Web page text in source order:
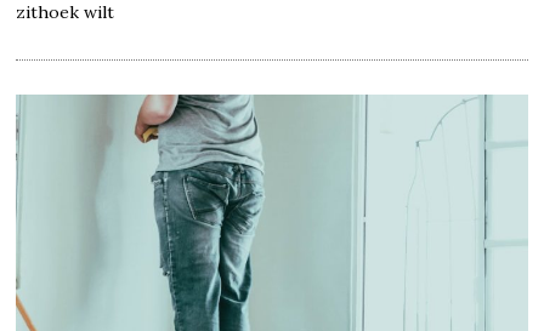
zithoek wilt